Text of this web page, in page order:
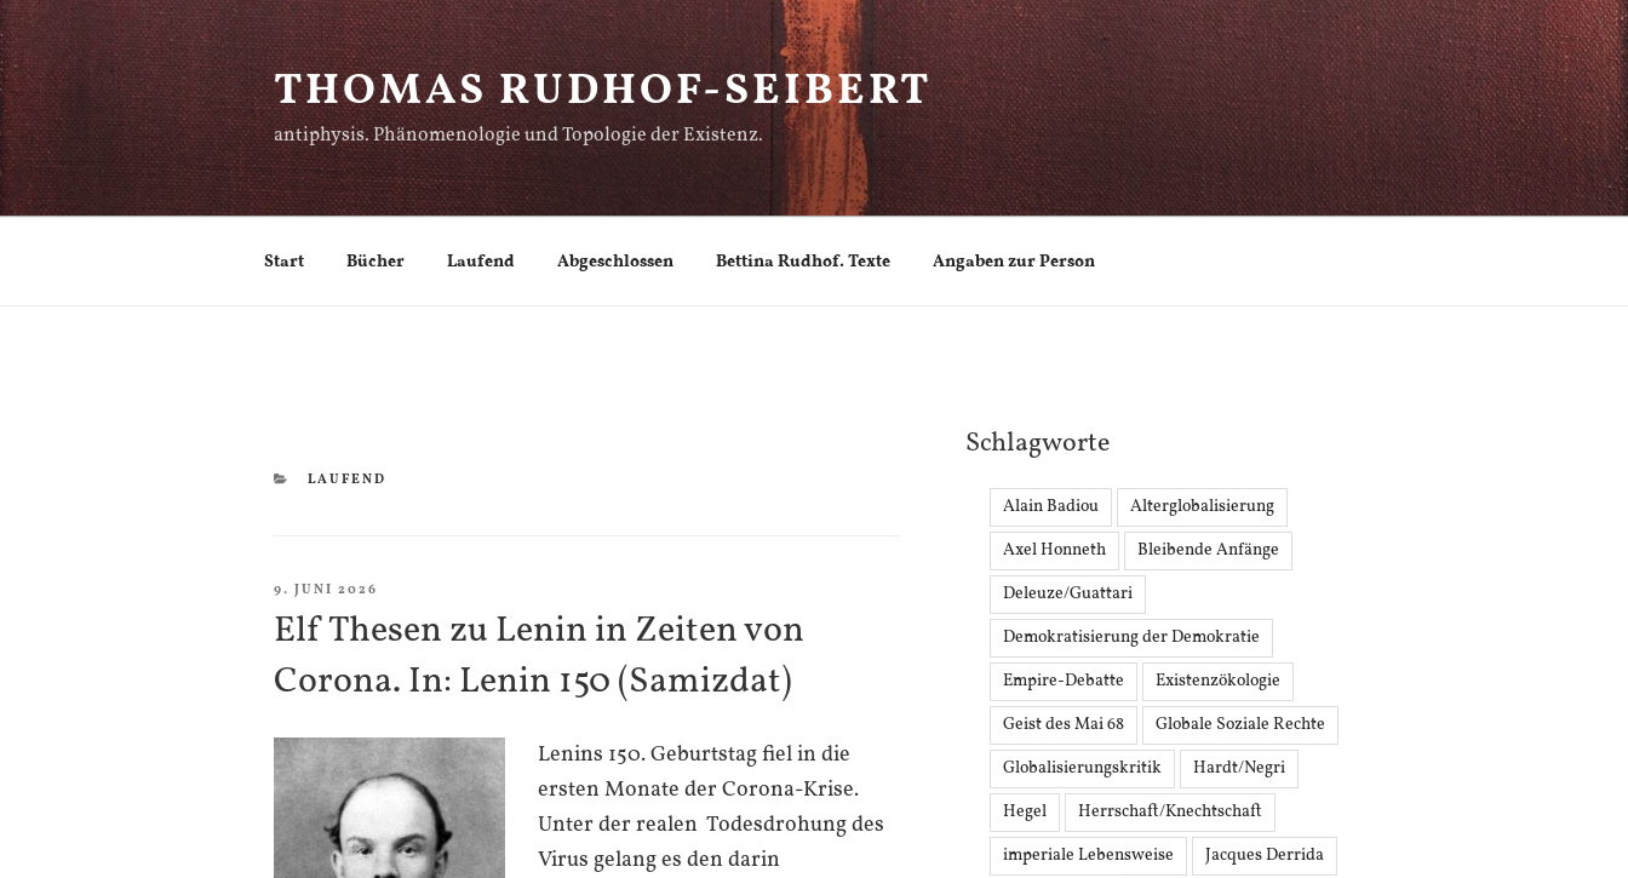
Zum
Inhalt
springen
THOMAS RUDHOF-SEIBERT
antiphysis. Phänomenologie und Topologie der Existenz.
Start Bücher Laufend Abgeschlossen Bettina Rudhof. Texte Angaben zur Person
KATEGORIEN
LAUFEND
VERÖFFENTLICHT
AM
9. JUNI 2026
Elf Thesen zu Lenin in Zeiten von
Corona. In: Lenin 150 (Samizdat)
Lenins 150. Geburtstag fiel in die
ersten Monate der Corona-Krise.
Unter der realen Todesdrohung des
Virus gelang es den darin
Schlagworte
Alain Badiou
Alterglobalisierung
Axel Honneth
Bleibende Anfänge
Deleuze/Guattari
Demokratisierung der Demokratie
Empire-Debatte
Existenzökologie
Geist des Mai 68
Globale Soziale Rechte
Globalisierungskritik
Hardt/Negri
Hegel
Herrschaft/Knechtschaft
imperiale Lebensweise
Jacques Derrida